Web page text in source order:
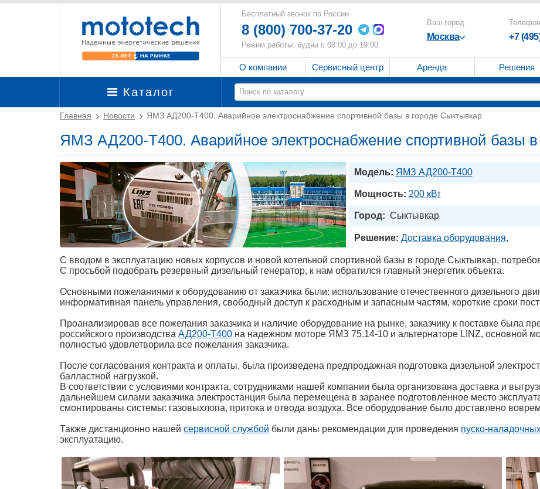
Бесплатный звонок по России
8 (800) 700-37-20
Режим работы: будни с 08:00 до 19:00
Ваш город
Москва +7
О компании Сервисный центр Аренда Решения
Каталог
Главная Новости ЯМЗ АД200-Т400. Аварийное электроснабжение спортивной базы в городе Сыктывкар
ЯМЗ АД200-Т400. Аварийное электроснабжение спортивной базы
Модель: ЯМЗ АД200-T400
Мощность: 200 кВт
Город: Сыктывкар
Решение: Доставка оборудования,
С вводом в эксплуатацию новых корпусов и новой котельной спортивной базы в городе Сыктывкар,
С просьбой подобрать резервный дизельный генератор, к нам обратился главный энергетик объекта.
Основными пожеланиями к оборудованию от заказчика были: использование отечественного дизельного
информативная панель управления, свободный доступ к расходным и запасным частям, короткие сроки
Проанализировав все пожелания заказчика и наличие оборудование на рынке, заказчику к поставке была
российского производства АД200-Т400 на надежном моторе ЯМЗ 75.14-10 и альтернаторе LINZ, основной
полностью удовлетворила все пожелания заказчика.
После согласования контракта и оплаты, была произведена предпродажная подготовка дизельной
балластной нагрузкой.
В соответствии с условиями контракта, сотрудниками нашей компании была организована доставка и
дальнейшем силами заказчика электростанция была перемещена в заранее подготовленное место
смонтированы системы: газовыхлопа, притока и отвода воздуха. Все оборудование было доставлено
Также дистанционно нашей сервисной службой были даны рекомендации для проведения пуско-
эксплуатацию.